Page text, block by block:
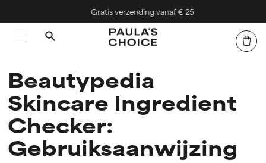
Gratis verzending vanaf € 25
Beautypedia
Skincare Ingredient
Checker:
Gebruiksaanwijzing